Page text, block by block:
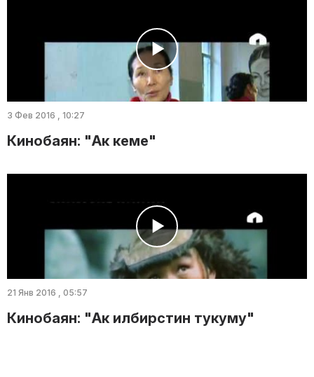
3 Фев 2016 , 10:27
Кинобаян: "Ак кеме"
21 Янв 2016 , 05:57
Кинобаян: "Ак илбирстин тукуму"